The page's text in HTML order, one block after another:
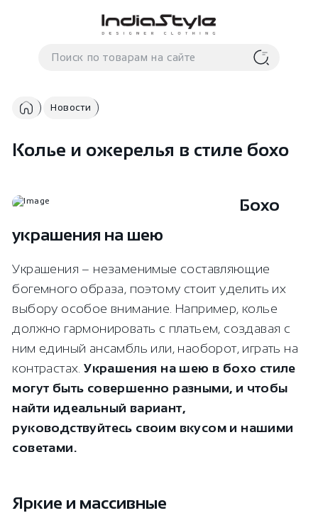
Корзина
В корзиненеттоваров
Новости
Колье и ожерелья в стиле бохо
Бохо
украшения на шею
Украшения – незаменимые составляющие
богемного образа, поэтому стоит уделить их
выбору особое внимание. Например, колье
должно гармонировать с платьем, создавая с
ним единый ансамбль или, наоборот, играть на
контрастах.Украшения на шею в бохо стиле
могут быть совершенно разными, и чтобы
найти идеальный вариант,
руководствуйтесь своим вкусом и нашими
советами.
Яркие и массивные